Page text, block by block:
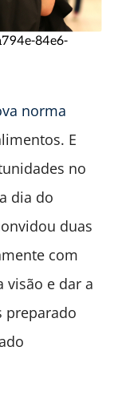
84e6-
norma
E
no
dia do
duas
com
visão e dar a
preparado